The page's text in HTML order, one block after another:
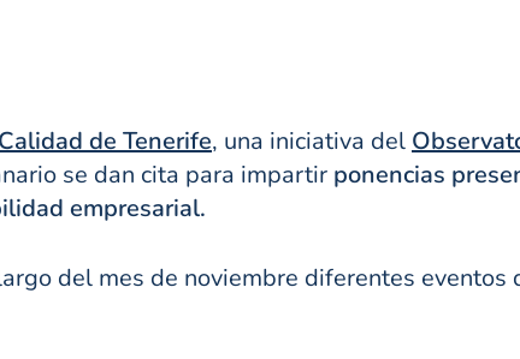
de Tenerife, una iniciativa del
se dan cita para impartir ponencias
empresarial.
del mes de noviembre diferentes eventos